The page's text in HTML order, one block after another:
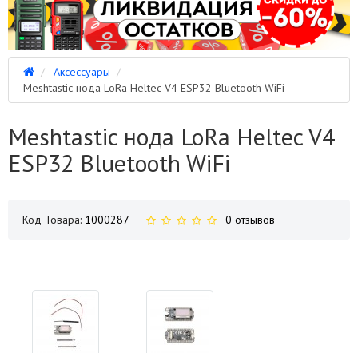
Аксессуары
Meshtastic нода LoRa Heltec V4 ESP32 Bluetooth WiFi
Meshtastic нода LoRa Heltec V4
ESP32 Bluetooth WiFi
Код Товара: 1000287 0 отзывов